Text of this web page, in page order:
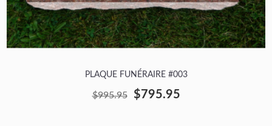
PLAQUE FUNÉRAIRE #003
$995.95 $795.95